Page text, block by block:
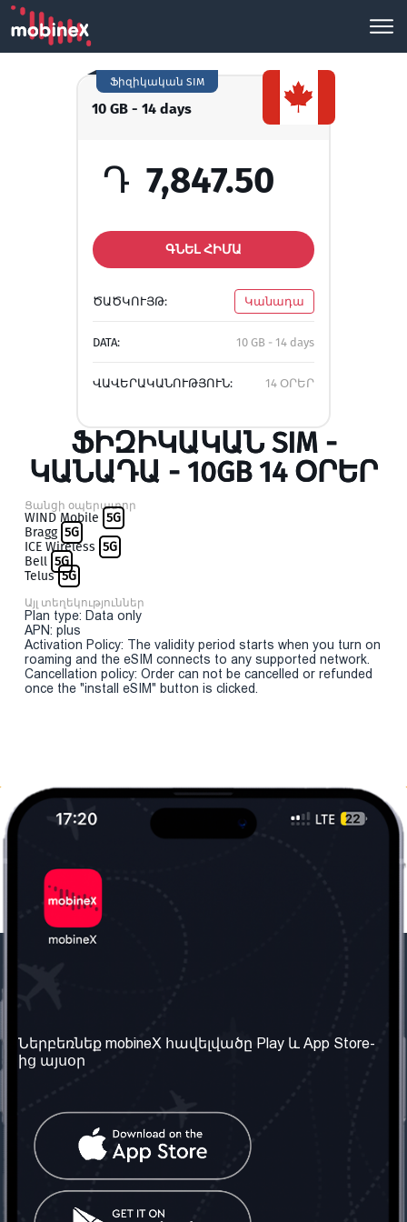
10 GB - 14 days
Ֆիզիկական SIM
Դ 7,847.50
ԳՆԵԼ ՀԻՄԱ
ԾԱԾԿՈՒՅԹ: Կանադա
DATA: 10 GB - 14 days
ՎԱՎԵՐԱԿԱՆՈՒԹՅՈՒՆ: 14 ՕՐԵՐ
ՖԻԶԻԿԱԿԱՆ SIM -
ԿԱՆԱԴԱ - 10GB 14 ՕՐԵՐ
Ցանցի օպերատոր
WIND Mobile 5G
Bragg 5G
ICE Wireless 5G
Bell 5G
Telus 5G
Այլ տեղեկություններ
Plan type: Data only
APN: plus
Activation Policy: The validity period starts when you turn on
roaming and the eSIM connects to any supported network.
Cancellation policy: Order can not be cancelled or refunded
once the "install eSIM" button is clicked.
Մեր մասին
Մեր ծառայությունները
Պայմաններ և դրույթներ
Հաճախ տրվող հարցեր
Կապ մեզ հետ
Միացյալ
Տարածել
սոցիալական
ցանցում
Ներբեռնեք mobineX հավելվածը Play և App Store-
ից այսօր